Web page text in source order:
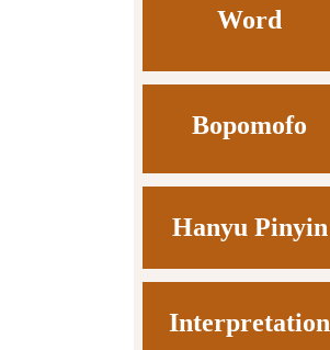
Word
Bopomofo
Hanyu Pinyin
Interpretation